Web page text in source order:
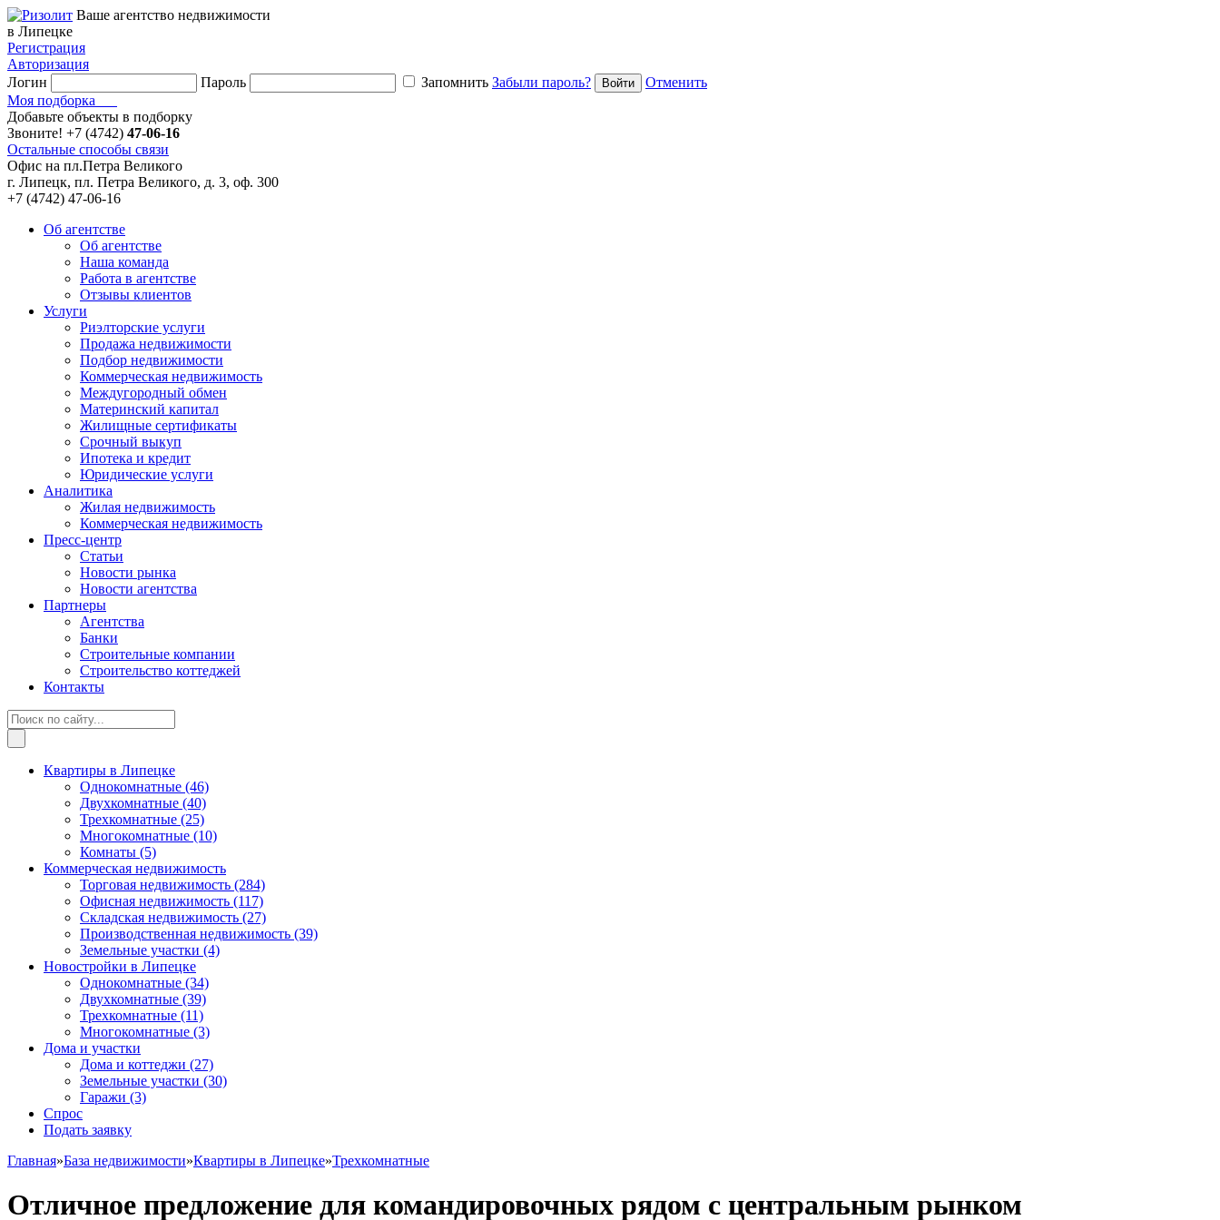
Ваше агентство недвижимости
в Липецке
Регистрация
Авторизация
Логин
Пароль Запомнить Забыли пароль?
Отменить
Моя подборка
Добавьте объекты в подборку
Звоните! +7 (4742) 47-06-16
Остальные способы связи
Офис на пл.Петра Великого
г. Липецк, пл. Петра Великого, д. 3, оф. 300
+7 (4742) 47-06-16
Об агентстве
Об агентстве
Наша команда
Работа в агентстве
Отзывы клиентов
Услуги
Риэлторские услуги
Продажа недвижимости
Подбор недвижимости
Коммерческая недвижимость
Междугородный обмен
Материнский капитал
Жилищные сертификаты
Срочный выкуп
Ипотека и кредит
Юридические услуги
Аналитика
Жилая недвижимость
Коммерческая недвижимость
Пресс-центр
Статьи
Новости рынка
Новости агентства
Партнеры
Агентства
Банки
Строительные компании
Строительство коттеджей
Контакты
Квартиры в Липецке
Однокомнатные (46)
Двухкомнатные (40)
Трехкомнатные (25)
Многокомнатные (10)
Комнаты (5)
Коммерческая недвижимость
Торговая недвижимость (284)
Офисная недвижимость (117)
Складская недвижимость (27)
Производственная недвижимость (39)
Земельные участки (4)
Новостройки в Липецке
Однокомнатные (34)
Двухкомнатные (39)
Трехкомнатные (11)
Многокомнатные (3)
Дома и участки
Дома и коттеджи (27)
Земельные участки (30)
Гаражи (3)
Спрос
Подать заявку
Главная»База недвижимости»Квартиры в Липецке»Трехкомнатные
Отличное предложение для командировочных рядом с центральным рынком